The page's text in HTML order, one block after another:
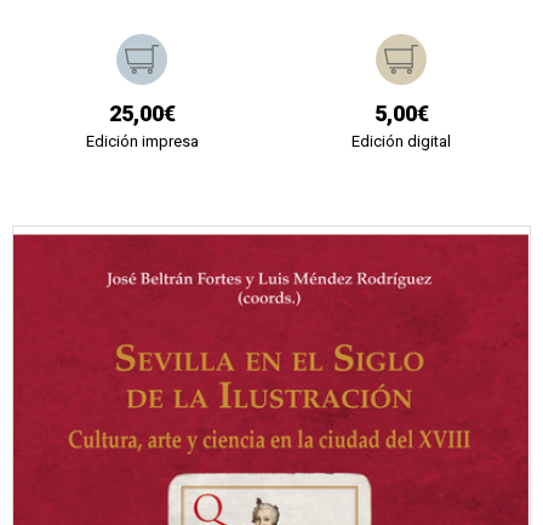
25,00€
Edición impresa
5,00€
Edición digital